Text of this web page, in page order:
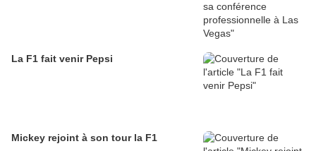
La F1 fait venir Pepsi
Mickey rejoint à son tour la F1